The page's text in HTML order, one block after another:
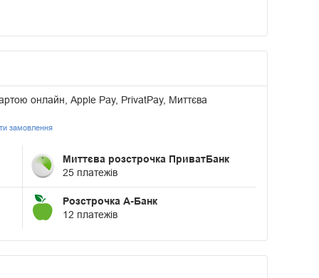
онлайн, Apple Pay, PrivatPay, Миттєва
замовлення
Миттєва розстрочка ПриватБанк
25 платежів
Розстрочка А-Банк
12 платежів